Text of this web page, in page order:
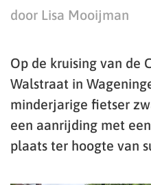
door Lisa Mooijman
Op de kruising van de
Walstraat in
minderjarige fietser
een aanrijding met
plaats ter hoogte van